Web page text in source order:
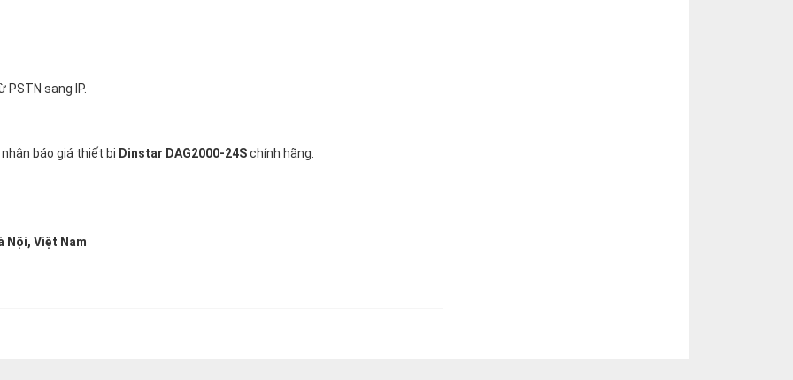
sang IP.
báo giá thiết bị Dinstar DAG2000-24Schính hãng.
Nội, Việt Nam